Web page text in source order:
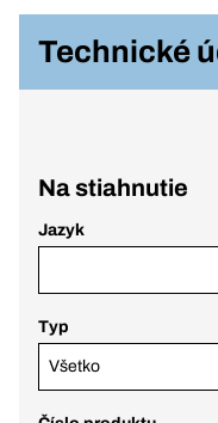
Technické
Na stiahnutie
Jazyk
Typ
Všetko